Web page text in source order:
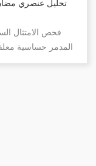
تحليل عنصري
فحص الامتثال
المدمر حساسية
الكشف دقة